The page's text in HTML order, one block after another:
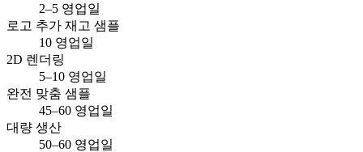
2–5 영업일
로고 추가 재고 샘플
10 영업일
2D 렌더링
5–10 영업일
완전 맞춤 샘플
45–60 영업일
대량 생산
50–60 영업일